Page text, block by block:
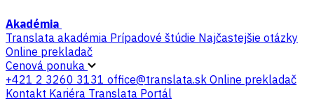
Akadémia
Translata akadémia Prípadové štúdie Najčastejšie otázky
Online prekladač
Cenová ponuka
+421 2 3260 3131 office@translata.sk Online prekladač
Kontakt Kariéra Translata Portál